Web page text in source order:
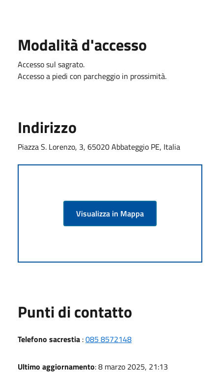
Modalità d'accesso
Accesso sul sagrato.
Accesso a piedi con parcheggio in prossimità.
Indirizzo
Piazza S. Lorenzo, 3, 65020 Abbateggio PE, Italia
Visualizza in Mappa
Punti di contatto
Telefono sacrestia :085 8572148
Ultimo aggiornamento: 8 marzo 2025, 21:13